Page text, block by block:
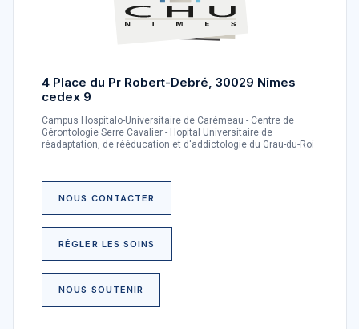
4 Place du Pr Robert-Debré, 30029 Nîmes
cedex 9
Campus Hospitalo-Universitaire de Carémeau - Centre de
Gérontologie Serre Cavalier - Hopital Universitaire de
réadaptation, de rééducation et d'addictologie du Grau-du-Roi
NOUS CONTACTER
RÉGLER LES SOINS
NOUS SOUTENIR